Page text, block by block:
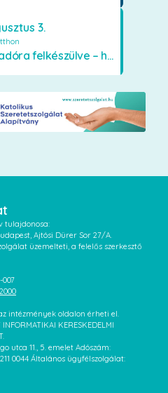
3.
A hőségriadóra felkészülve – hűsítő fejlesztések a Szent Lajos Otthonban
tulajdonosa:
Ajtósi Dürer Sor 27/A.
üzemelteti, a felelős szerkesztő
intézmények oldalon érheti el.
KERESKEDELMI
utca 11., 5. emelet Adószám:
211 0044 Általános ügyfélszolgálat: